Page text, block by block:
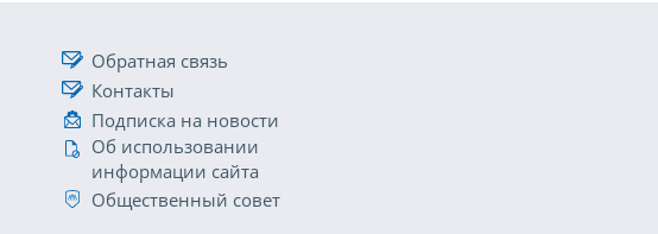
Обратная связь
Контакты
Подписка на новости
Об использовании
информации сайта
Общественный совет